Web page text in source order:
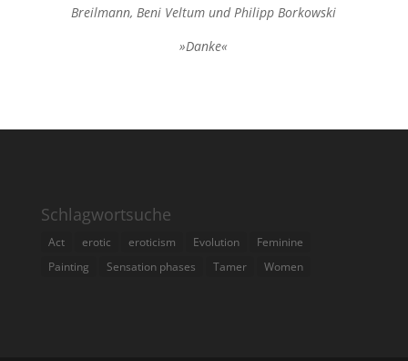
Breilmann, Beni Veltum und Philipp Borkowski
»Danke«
Schlagwortsuche
Act erotic eroticism Evolution
Feminine
Painting
Sensation phases Tamer Women